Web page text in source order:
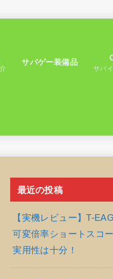
サバゲー装備品
サバ
最近の投稿
【実機レビュー】T-
可変倍率ショートスコ
実用性は十分！